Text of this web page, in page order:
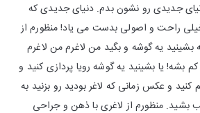
جدیدی رو نشون بدم. دنیای جدیدی که
راحت و اصولی بدست می یاد! منظورم از
یه گوشه و بگید من لاغرم من لاغرم
وزنتون کم بشه! یا بشینید یه گوشه رویا پردازی کنید و
و عکس زمانی که لاغر بودید رو بزنید به
بشید. منظورم از لاغری با ذهن و جراحی